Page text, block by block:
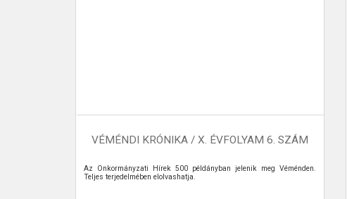
VÉMÉNDI KRÓNIKA / X. ÉVFOLYAM 6. SZÁM
Az Önkormányzati Hírek 500 példányban jelenik meg Véménden.
Teljes terjedelmében elolvashatja.